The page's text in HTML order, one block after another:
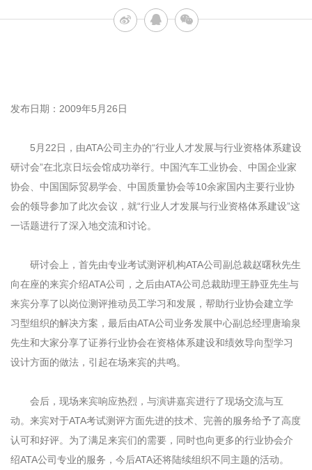
发布日期：2009年5月26日
5 月 22日 ，由ATA公司主办的“行业人才发展与行业资格体系建设
研讨会”在北京日坛会馆成功举行。中国汽车工业协会、中国企业家
协会、中国国际贸易学会、中国质量协会等10余家国内主要行业协
会的领导参加了此次会议，就“行业人才发展与行业资格体系建设”这
一话题进行了深入地交流和讨论。
研讨会上，首先由专业考试测评机构ATA公司副总裁赵曙秋先生
向在座的来宾介绍ATA公司，之后由ATA公司总裁助理王静亚先生与
来宾分享了以岗位测评推动员工学习和发展，帮助行业协会建立学
习型组织的解决方案，最后由ATA公司业务发展中心副总经理唐瑜泉
先生和大家分享了证券行业协会在资格体系建设和绩效导向型学习
设计方面的做法，引起在场来宾的共鸣。
会后，现场来宾响应热烈，与演讲嘉宾进行了现场交流与互
动。来宾对于ATA考试测评方面先进的技术、完善的服务给予了高度
认可和好评。为了满足来宾们的需要，同时也向更多的行业协会介
绍ATA公司专业的服务，今后ATA还将陆续组织不同主题的活动。